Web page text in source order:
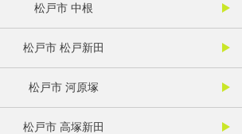
松戸市 中根
松戸市 松戸新田
松戸市 河原塚
松戸市 高塚新田